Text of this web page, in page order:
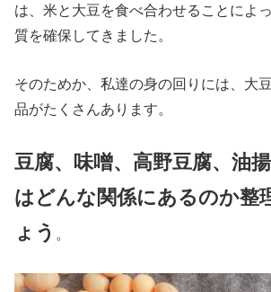
は、米と大豆を食べ合わせることによ
質を確保してきました。
そのためか、私達の身の回りには、大
品がたくさんあります。
豆腐、味噌、高野豆腐、油
はどんな関係にあるのか整
ょう 。